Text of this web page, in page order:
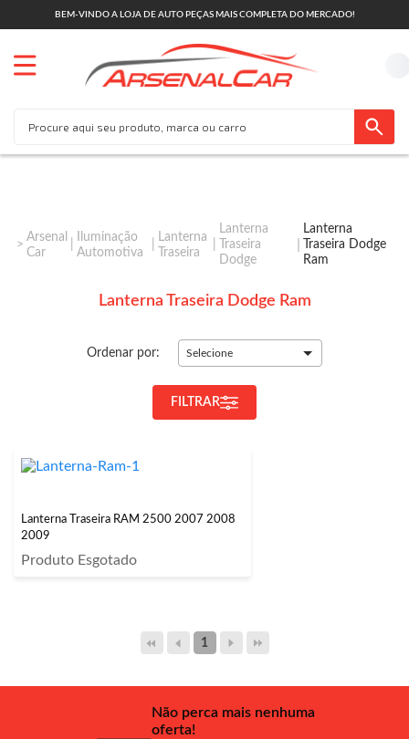
BEM-VINDO A LOJA DE AUTO PEÇAS MAIS COMPLETA DO MERCADO!
Arsenal
Car
Iluminação
Automotiva
Lanterna
Traseira
Lanterna
Traseira
Dodge
Lanterna
Traseira Dodge
Ram
Lanterna Traseira Dodge Ram
Ordenar por: Selecione
FILTRAR
Lanterna Traseira RAM 2500 2007 2008
2009
Produto Esgotado
1
Não perca mais nenhuma
oferta!